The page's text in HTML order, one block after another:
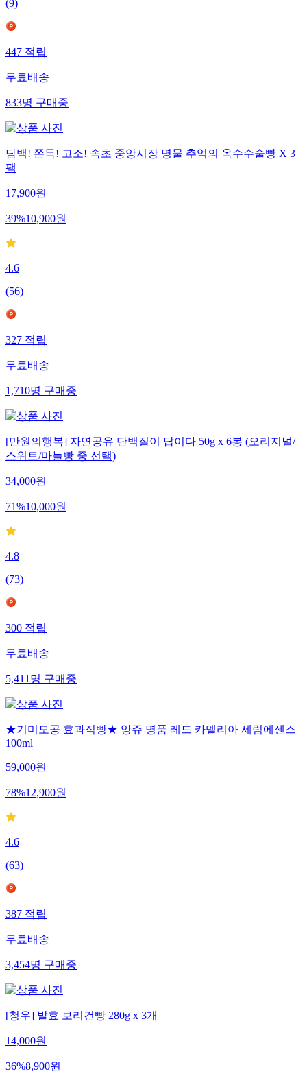
(9)
447적립
무료배송
833명구매중
담백! 쫀득! 고소! 속초 중앙시장 명물 추억의 옥수수술빵 X 3
팩
17,900원
39%10,900원
4.6
(56)
327적립
무료배송
1,710명구매중
[만원의행복] 자연공유 단백질이 답이다 50g x 6봉 (오리지널/
스위트/마늘빵 중 선택)
34,000원
71%10,000원
4.8
(73)
300적립
무료배송
5,411명구매중
★기미모공 효과직빵★ 앙쥬 명품 레드 카멜리아 세럼에센스
100ml
59,000원
78%12,900원
4.6
(63)
387적립
무료배송
3,454명구매중
[청우] 발효 보리건빵 280g x 3개
14,000원
36%8,900원